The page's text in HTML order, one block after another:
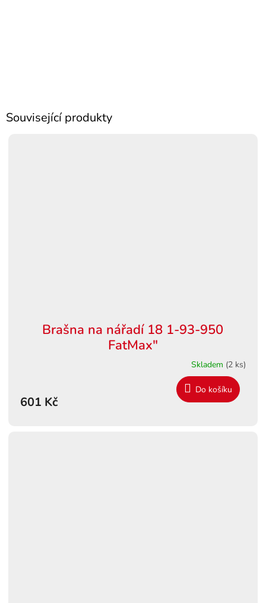
Související produkty
Brašna na nářadí 18 1-93-950
FatMax"
Skladem (2 ks)
601 Kč
Do košíku